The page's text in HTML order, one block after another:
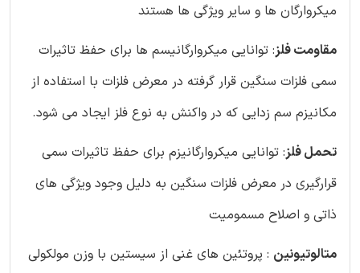
میکروارگان ها و سایر ویژگی ها هستند
مقاومت فلز: توانایی میکروارگانیسم ها برای حفظ تاثیرات
سمی فلزات سنگین قرار گرفته در معرض فلزات با استفاده از
مکانیزم سم زدایی که در واکنش به نوع فلز ایجاد می شود.
تحمل فلز: توانایی میکروارگانیزم برای حفظ تاثیرات سمی
قرارگیری در معرض فلزات سنگین به دلیل وجود ویژگی های
ذاتی و اصلاح مسمومیت
متالوتیونین : پروتئین های غنی از سیستین با وزن مولکولی